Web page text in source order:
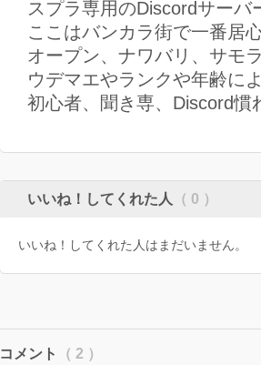
スプラ専用のDiscordサーバ
ここはバンカラ街で一番居
オープン、ナワバリ、サモ
ウデマエやランクや年齢に
初心者、聞き専、Discord慣
いいね！してくれた人 （ 0 ）
いいね！してくれた人はまだいません。
コメント （ 2 ）